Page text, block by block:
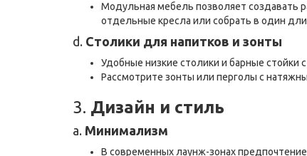
Модульная мебель позволяет создавать
отдельные кресла или собрать в один
d. Столики для напитков и зонты
Удобные низкие столики и барные
Рассмотрите зонты или перголы с
3. Дизайн и стиль
a. Минимализм
В современных лаунж-зонах